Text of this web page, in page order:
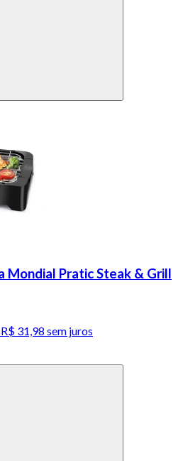
Mondial Pratic Steak & Grill
31,98 sem juros